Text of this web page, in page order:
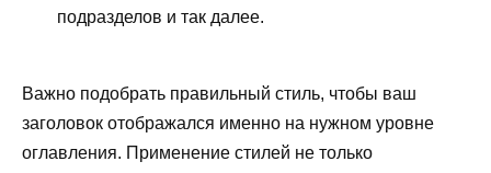
подразделов и так далее.
Важно подобрать правильный стиль, чтобы ваш
заголовок отображался именно на нужном уровне
оглавления. Применение стилей не только